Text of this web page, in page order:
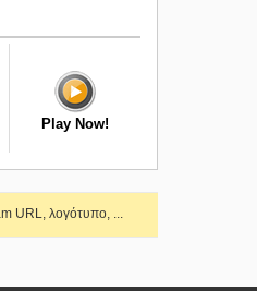
Play Now!
URL, λογότυπο, ...